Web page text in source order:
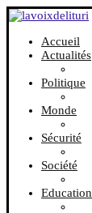
Accueil
Actualités
Politique
Monde
Sécurité
Société
Education